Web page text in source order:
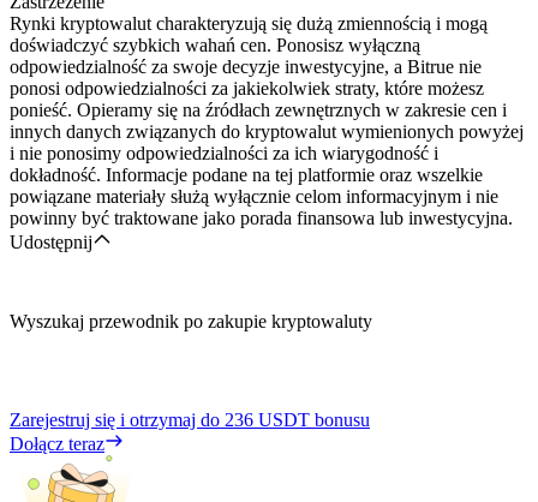
Rynki kryptowalut charakteryzują się dużą zmiennością i mogą
doświadczyć szybkich wahań cen. Ponosisz wyłączną
odpowiedzialność za swoje decyzje inwestycyjne, a Bitrue nie
ponosi odpowiedzialności za jakiekolwiek straty, które możesz
ponieść. Opieramy się na źródłach zewnętrznych w zakresie cen i
innych danych związanych do kryptowalut wymienionych powyżej
i nie ponosimy odpowiedzialności za ich wiarygodność i
dokładność. Informacje podane na tej platformie oraz wszelkie
powiązane materiały służą wyłącznie celom informacyjnym i nie
powinny być traktowane jako porada finansowa lub inwestycyjna.
Udostępnij
Wyszukaj przewodnik po zakupie kryptowaluty
Zarejestruj się i otrzymaj do 236 USDT bonusu
Dołącz teraz